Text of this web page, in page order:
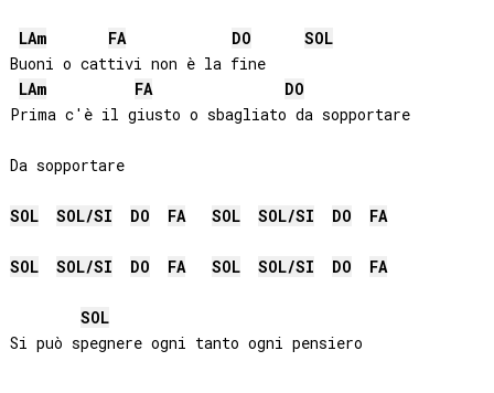
LAm FA DO
SOL
Buoni o cattivi non è la fine
LAm FA
DO
Prima c'è il giusto o sbagliato da sopportare
Da sopportare
SOL SOL/SI DO FA SOL SOL/SI DO FA
SOL SOL/SI DO FA SOL SOL/SI DO FA
SOL